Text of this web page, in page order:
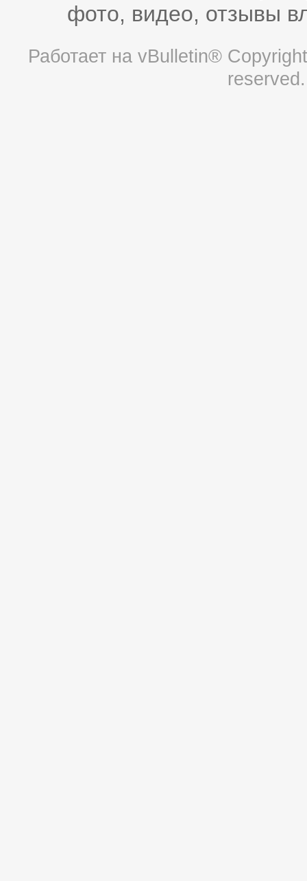
фото, видео, отзывы
Работает на vBulletin®